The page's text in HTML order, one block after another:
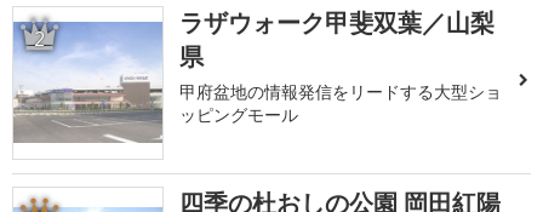
2
ラザウォーク甲斐双葉／山梨
県
甲府盆地の情報発信をリードする大型ショ
ッピングモール
四季の杜おしの公園 岡田紅陽